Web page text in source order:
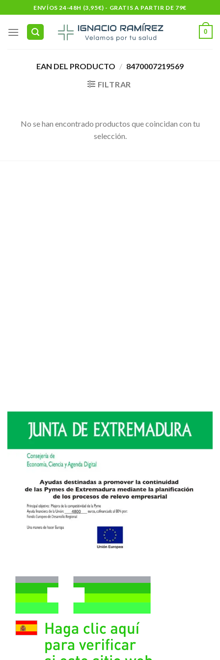
to
content
ENVÍOS 24-48H (3,95€) - GRATIS A PARTIR DE 79€
0
EAN DEL PRODUCTO / 8470007219569
FILTRAR
No se han encontrado productos que coincidan con tu
selección.